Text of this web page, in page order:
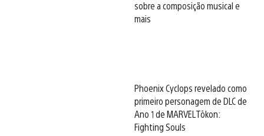
sobre a composição musical e
mais
Phoenix Cyclops revelado como
primeiro personagem de DLC de
Ano 1 de MARVEL Tōkon:
Fighting Souls